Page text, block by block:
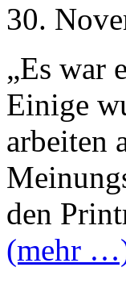
30.
„Es war
Einige
arbeiten
den
(mehr